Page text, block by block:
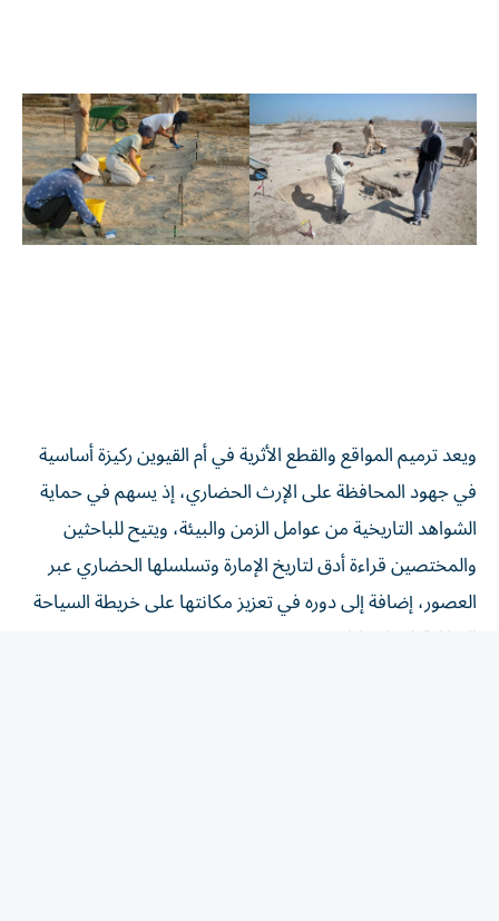
ويعد ترميم المواقع والقطع الأثرية في أم القيوين ركيزة أساسية
في جهود المحافظة على الإرث الحضاري، إذ يسهم في حماية
الشواهد التاريخية من عوامل الزمن والبيئة، ويتيح للباحثين
والمختصين قراءة أدق لتاريخ الإمارة وتسلسلها الحضاري عبر
العصور، إضافة إلى دوره في تعزيز مكانتها على خريطة السياحة
الثقافية في الإمارات.